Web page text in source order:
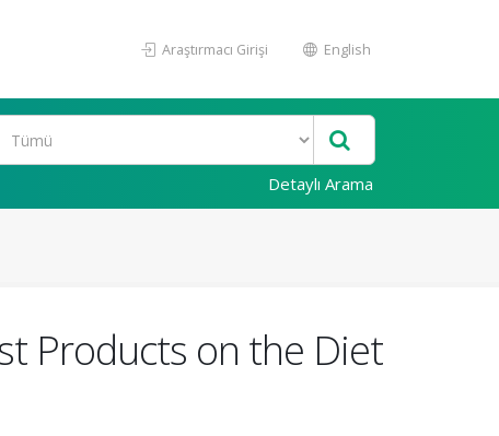
Araştırmacı Girişi English
Detaylı Arama
Products on the Diet